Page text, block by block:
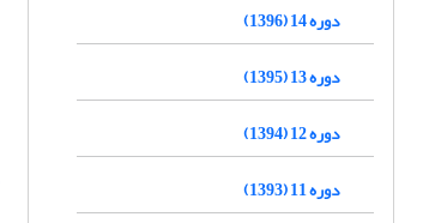
دوره 14 (1396)
دوره 13 (1395)
دوره 12 (1394)
دوره 11 (1393)